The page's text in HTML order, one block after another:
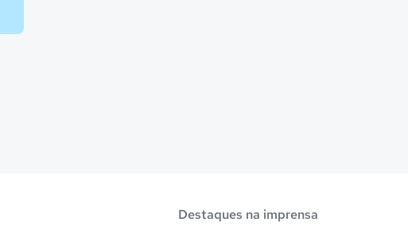
Destaques na imprensa